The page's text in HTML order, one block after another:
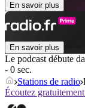
En savoir plus
En savoir plus
Le podcast débute
- 0 sec.
Stations de radio
Écoutez